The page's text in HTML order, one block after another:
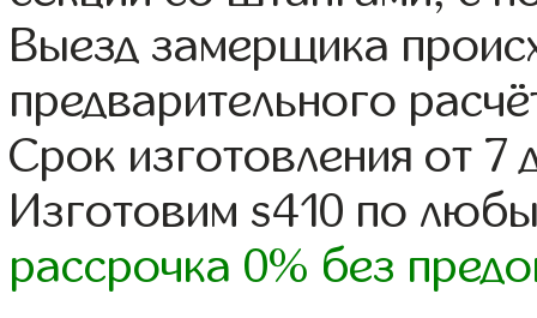
Выезд замерщика
предварительного
Срок изготовления от 7
Изготовим s410 по
рассрочка 0% без